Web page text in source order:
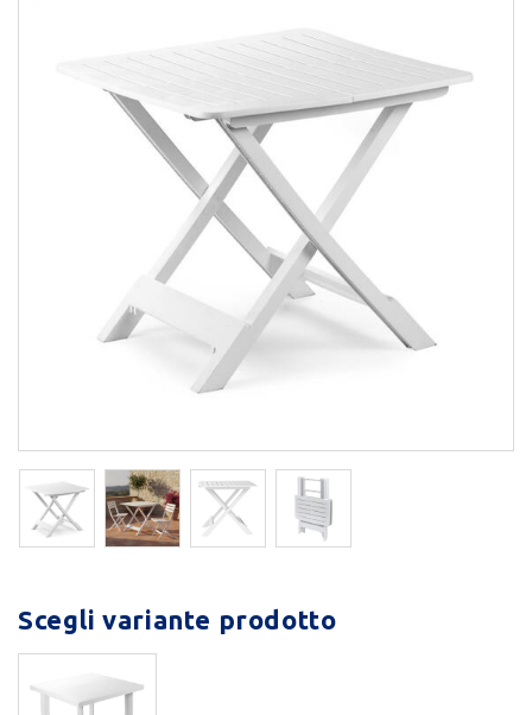
Scegli variante prodotto